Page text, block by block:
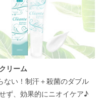
リーム
ない！制汗＋殺菌のダブル
イの原因を つくらせず、効果的にニオイケア♪